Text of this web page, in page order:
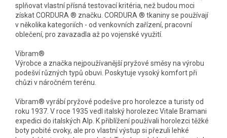
splňovat vlastní přísná testovací kritéria, než budou moci
získat CORDURA ® značku. CORDURA ® tkaniny se používají
v několika kategoriích - od venkovních zařízení, pracovní
oblečení, pro zavazadla až po vojenské využití.
Vibram®
Výrobce a značka nejpoužívanější pryžové směsy na výrobu
podešví různých typů obuvi. Poskytuje vysoký komfort při
chůzi v náročném terénu.
Vibram® vyrábí pryžové podešve pro horolezce a turisty od
roku 1937. V roce 1935 vedl italský horolezec Vitale Bramani
expedici do italských Alp. K přiblížení používali horolezci těžké
boty pobité cvoky, ale pro vlastní výstup si přezuli lehké